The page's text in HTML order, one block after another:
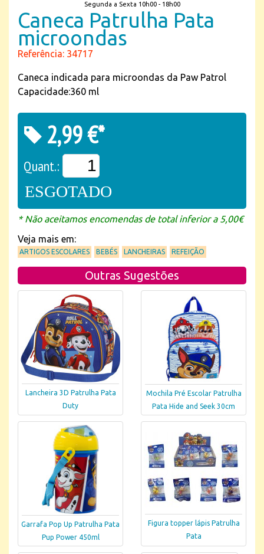
Segunda a Sexta 10h00 - 18h00
Caneca Patrulha Pata
microondas
Referência: 34717
Caneca indicada para microondas da Paw Patrol
Capacidade:360 ml
2,99 €*
Quant.:
ESGOTADO
* Não aceitamos encomendas de total inferior a 5,00€
Veja mais em:
ARTIGOS ESCOLARES BEBÉS LANCHEIRAS REFEIÇÃO
Outras Sugestões
Lancheira 3D Patrulha Pata
Duty
Mochila Pré Escolar Patrulha
Pata Hide and Seek 30cm
Garrafa Pop Up Patrulha Pata
Pup Power 450ml
Figura topper lápis Patrulha
Pata